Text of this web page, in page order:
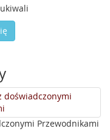
Przewodnikami